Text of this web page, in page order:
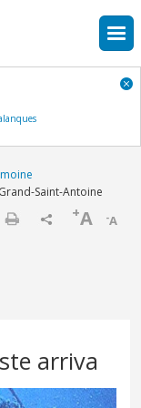
Saint-Antoine
-A
+A
arriva